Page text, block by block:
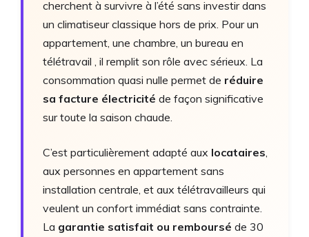
cherchent à survivre à l’été sans investir dans
un climatiseur classique hors de prix. Pour un
appartement, une chambre, un bureau en
télétravail , il remplit son rôle avec sérieux. La
consommation quasi nulle permet de réduire
sa facture électricité de façon significative
sur toute la saison chaude.
C’est particulièrement adapté aux locataires
aux personnes en appartement sans
installation centrale, et aux télétravailleurs qui
veulent un confort immédiat sans contrainte.
La garantie satisfait ou remboursé de 30